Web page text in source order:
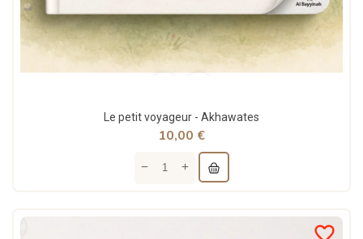
Le petit voyageur - Akhawates
10,00 €
favorite_border